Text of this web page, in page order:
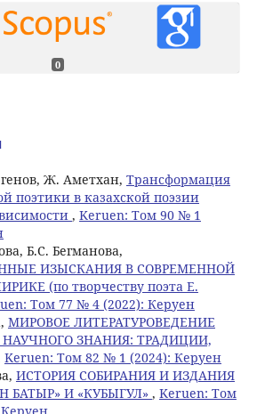
0
Ж. Аметхан, Трансформация
поэтики в казахской поэзии
, Keruen: Том 90 № 1
Б.С. Бегманова,
ИЗЫСКАНИЯ В СОВРЕМЕННОЙ
(по творчеству поэта Е.
Том 77 № 4 (2022): Керуен
МИРОВОЕ ЛИТЕРАТУРОВЕДЕНИЕ
НАУЧНОГО ЗНАНИЯ: ТРАДИЦИИ,
Keruen: Том 82 № 1 (2024): Керуен
ИСТОРИЯ СОБИРАНИЯ И ИЗДАНИЯ
БАТЫР» И «КУБЫГУЛ» , Keruen: Том